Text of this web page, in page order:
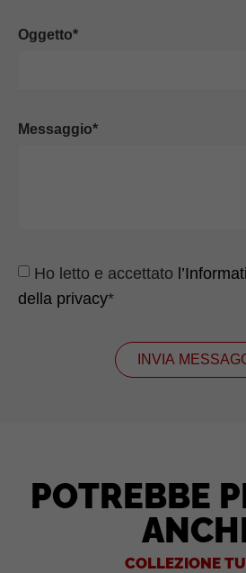
Oggetto*
Messaggio*
Ho letto e accettato
della privacy*
INVIA
POTREBBE
COLLEZIONE